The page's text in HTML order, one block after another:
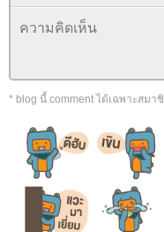
* blog นี้ comment ได้เฉพาะสมา